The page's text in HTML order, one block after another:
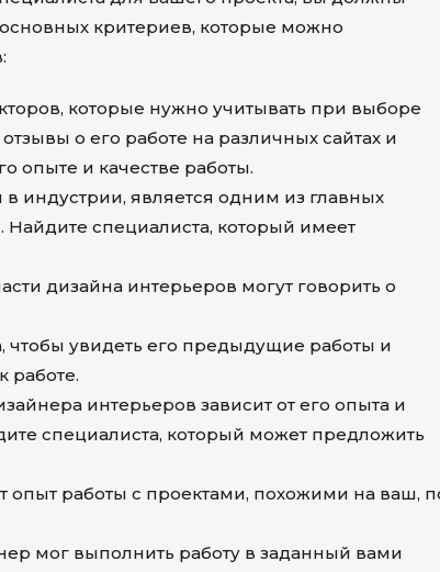
критериев, которые можно
которые нужно учитывать при выборе
о его работе на различных сайтах и
опыте и качестве работы.
индустрии, является одним из главных
специалиста, который имеет
дизайна интерьеров могут говорить о
увидеть его предыдущие работы и
работе.
интерьеров зависит от его опыта и
специалиста, который может предложить
опыт работы с проектами, похожими на ваш,
мог выполнить работу в заданный вами